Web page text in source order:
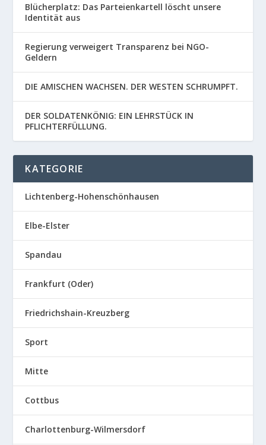
Blücherplatz: Das Parteienkartell löscht unsere
Identität aus
Regierung verweigert Transparenz bei NGO-
Geldern
DIE AMISCHEN WACHSEN. DER WESTEN SCHRUMPFT.
DER SOLDATENKÖNIG: EIN LEHRSTÜCK IN
PFLICHTERFÜLLUNG.
KATEGORIE
Lichtenberg-Hohenschönhausen
Elbe-Elster
Spandau
Frankfurt (Oder)
Friedrichshain-Kreuzberg
Sport
Mitte
Cottbus
Charlottenburg-Wilmersdorf